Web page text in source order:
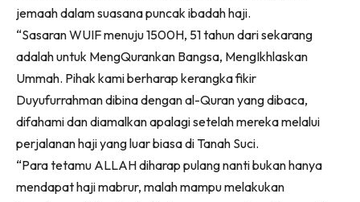
Ilham Impiana 360
Ilham Impiana Inspirasi Selebriti
Impiana TV
Casa Impiana
Impiana MakeOver
Lahar Dekor
Sembang Dekor
jemaah dalam suasana puncak ibadah haji.
“Sasaran WUIF menuju 1500H, 51 tahun dari sekarang
adalah untuk MengQurankan Bangsa, MengIkhlaskan
Ummah. Pihak kami berharap kerangka fikir
Duyufurrahman dibina dengan al-Quran yang dibaca,
difahami dan diamalkan apalagi setelah mereka melalui
perjalanan haji yang luar biasa di Tanah Suci.
“Para tetamu ALLAH diharap pulang nanti bukan hanya
mendapat haji mabrur, malah mampu melakukan